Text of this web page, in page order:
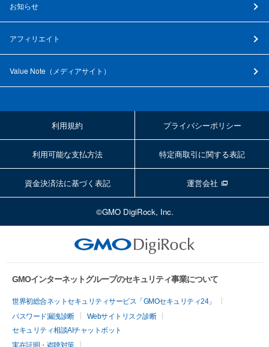
お知らせ
アフィリエイト
Value Note（ メディアサイト ）
利用規約 プライバシーポリシー
利用可能な支払方法 特定商取引に関する表記
資金決済法に基づく表記 運営会社
©GMO DigiRock, Inc.
GMOインターネットグループのセキュリティ事業について
世界初総合ネットセキュリティサービス「GMOセキュリティ24」
パスワード漏洩診断
Webサイトリスク診断
セキュリティ相談AIチャットボット
実在証明・盗聴対策